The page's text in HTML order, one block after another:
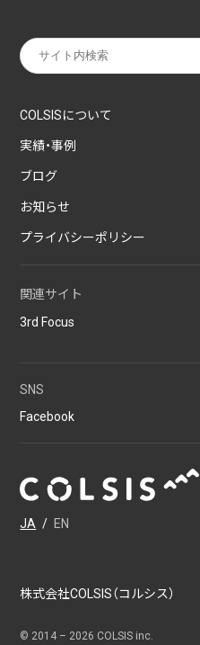
JA / EN
株式会社COLSIS（コルシス）
© 2014 – 2026 COLSIS inc.
COLSISについて
実績・事例
ブログ
お知らせ
プライバシーポリシー
関連サイト
3rd Focus
SNS
Facebook